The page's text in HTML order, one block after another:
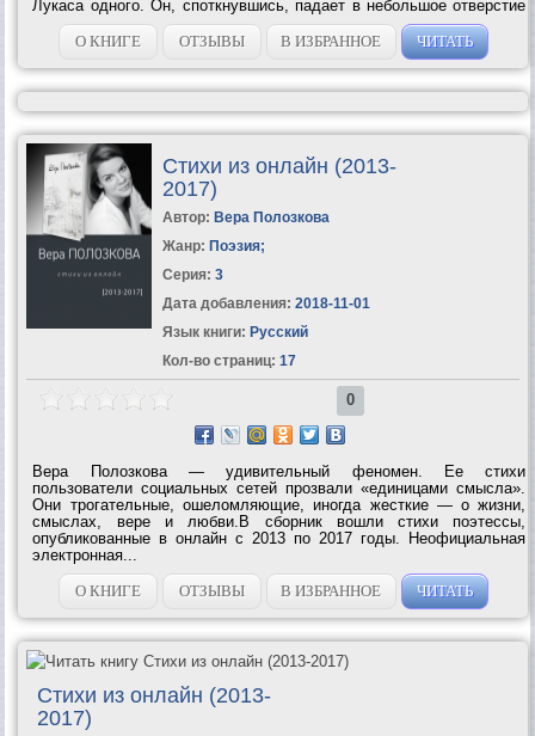
Лукаса одного. Он, споткнувшись, падает в небольшое отверстие
и спасается от Босса, однако, умудряется застрять в этой
пещере! Да еще и не...
О КНИГЕ ОТЗЫВЫ В ИЗБРАННОЕ ЧИТАТЬ
Стихи из онлайн (2013-
2017)
Автор: Вера Полозкова
Жанр: Поэзия;
Серия: 3
Дата добавления: 2018-11-01
Язык книги: Русский
Кол-во страниц: 17
0
Вера Полозкова — удивительный феномен. Ее стихи
пользователи социальных сетей прозвали «единицами смысла».
Они трогательные, ошеломляющие, иногда жесткие — о жизни,
смыслах, вере и любви.В сборник вошли стихи поэтессы,
опубликованные в онлайн с 2013 по 2017 годы. Неофициальная
электронная...
О КНИГЕ
ОТЗЫВЫ В ИЗБРАННОЕ ЧИТАТЬ
Стихи из онлайн (2013-
2017)